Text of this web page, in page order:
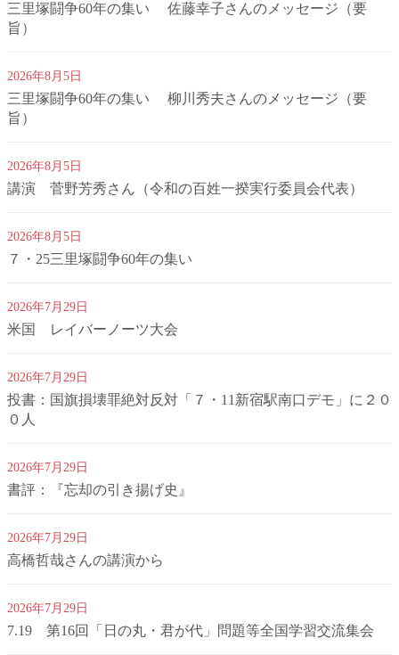
三里塚闘争60年の集い 佐藤幸子さんのメッセージ（要
旨）
2026年8月5日
三里塚闘争60年の集い 柳川秀夫さんのメッセージ（要
旨）
2026年8月5日
講演 菅野芳秀さん（令和の百姓一揆実行委員会代表）
2026年8月5日
７・25三里塚闘争60年の集い
2026年7月29日
米国 レイバーノーツ大会
2026年7月29日
投書：国旗損壊罪絶対反対「７・11新宿駅南口デモ」に２０
０人
2026年7月29日
書評：『忘却の引き揚げ史』
2026年7月29日
高橋哲哉さんの講演から
2026年7月29日
7.19 第16回「日の丸・君が代」問題等全国学習交流集会